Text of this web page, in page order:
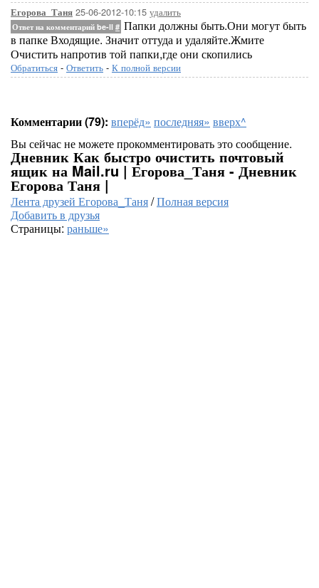
Егорова_Таня 25-06-2012-10:15 удалить
Ответ на комментарий be-ll # Папки должны быть.Они могут быть
в папке Входящие. Значит оттуда и удаляйте.Жмите
Очистить напротив той папки,где они скопились
Обратиться - Ответить - К полной версии
Комментарии (79): вперёд» последняя» вверх^
Вы сейчас не можете прокомментировать это сообщение.
Дневник Как быстро очистить почтовый
ящик на Mail.ru | Егорова_Таня - Дневник
Егорова Таня |
Лента друзей Егорова_Таня/Полная версия
Добавить в друзья
Страницы: раньше»